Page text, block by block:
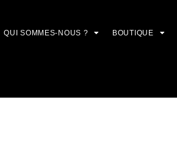
QUI SOMMES-NOUS ? BOUTIQUE